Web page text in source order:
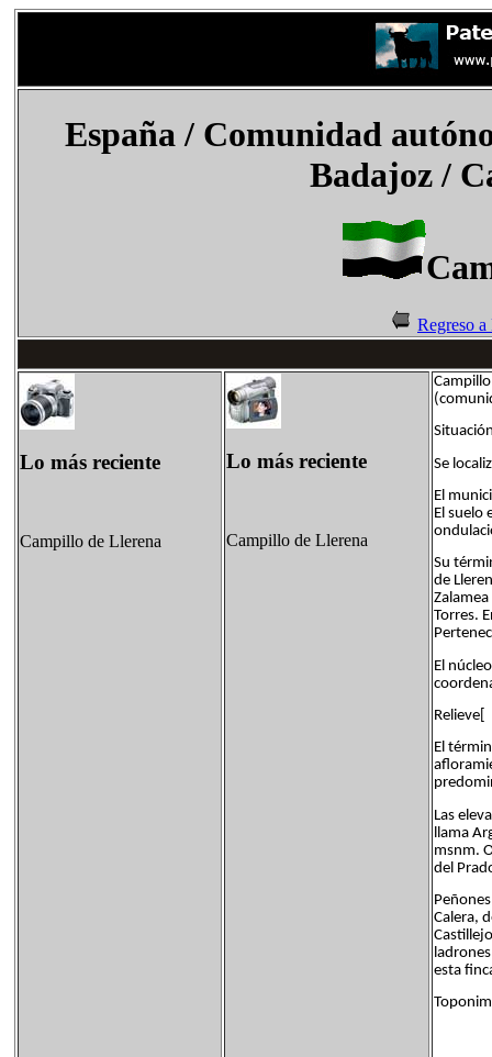
España/ Comunidad
Badajoz /
Regreso
Lo más reciente
Campillo de Llerena
Lo más reciente
Campillo de Llerena
Se
El
El suelo
Su
de
Torres.
El
Relieve[
El
Las
llama
msnm.
del
Calera,
esta